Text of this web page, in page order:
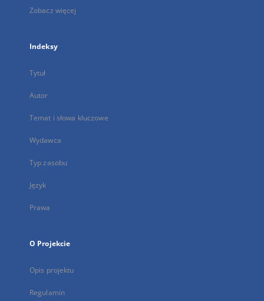
Zobacz więcej
Indeksy
Tytuł
Autor
Temat i słowa kluczowe
Wydawca
Typ zasobu
Język
Prawa
O Projekcie
Opis projektu
Regulamin